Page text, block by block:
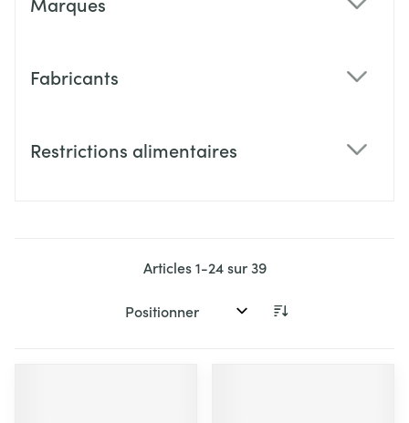
Fabricants
Restrictions alimentaires
Articles1-24sur39
Trier par: